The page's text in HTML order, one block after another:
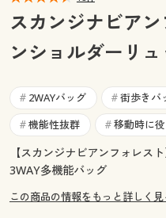
マイページ
閲覧履歴
お気に入り
サポート
ご利用ガイド
お気に入り
ご利用ガイド
よくある質問とお問い
スカンジナビア
ンショルダーリュ
# 2WAYバッグ # 街歩きバ
# 機能性抜群 # 移動時に
【スカンジナビアンフォレス
3WAY多機能バッグ
この商品の情報をもっと詳しく見